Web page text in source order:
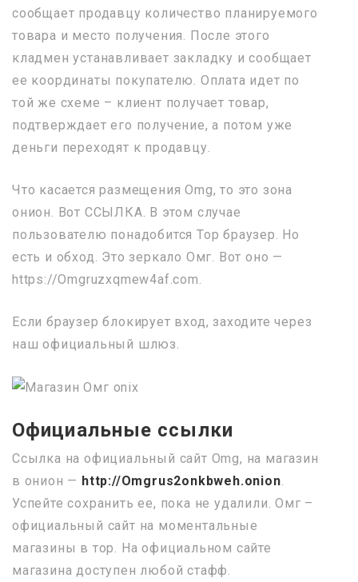
сообщает продавцу количество планируемого
товара и место получения. После этого
кладмен устанавливает закладку и сообщает
ее координаты покупателю. Оплата идет по
той же схеме – клиент получает товар,
подтверждает его получение, а потом уже
деньги переходят к продавцу.
Что касается размещения Omg, то это зона
онион. Вот ССЫЛКА. В этом случае
пользователю понадобится Тор браузер. Но
есть и обход. Это зеркало Омг. Вот оно —
https://Omgruzxqmew4af.com.
Если браузер блокирует вход, заходите через
наш официальный шлюз.
Официальные ссылки
Ссылка на официальный сайт Omg, на магазин
в онион — http://Omgrus2onkbweh.onion.
Успейте сохранить ее, пока не удалили. Омг –
официальный сайт на моментальные
магазины в тор. На официальном сайте
магазина доступен любой стафф.